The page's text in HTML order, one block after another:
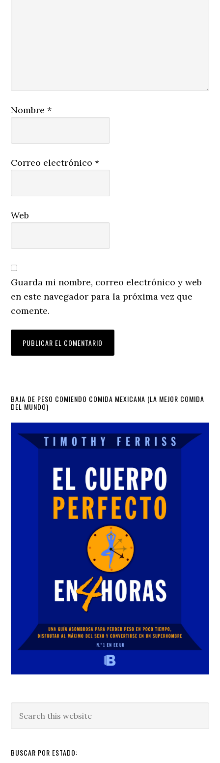
Nombre*
Correo electrónico*
Web
Guarda mi nombre, correo electrónico y web
en este navegador para la próxima vez que
comente.
Primary
Sidebar
BAJA DE PESO COMIENDO COMIDA MEXICANA (LA MEJOR COMIDA
DEL MUNDO)
this
BUSCAR POR ESTADO: